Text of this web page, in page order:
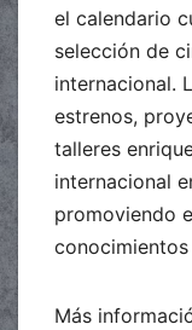
el calendario
selección de
internacional.
estrenos,
talleres
internacional
promoviendo
Más